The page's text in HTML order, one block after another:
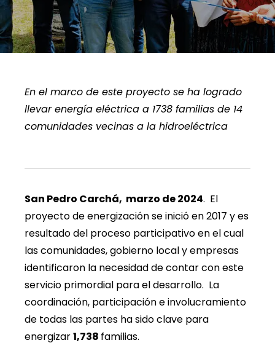
En el marco de este proyecto se ha logrado
llevar energía eléctrica a 1738 familias de 14
comunidades vecinas a la hidroeléctrica
San Pedro Carchá, marzo de 2024. El
proyecto de energización se inició en 2017 y es
resultado del proceso participativo en el cual
las comunidades, gobierno local y empresas
identificaron la necesidad de contar con este
servicio primordial para el desarrollo. La
coordinación, participación e involucramiento
de todas las partes ha sido clave para
energizar1,738 familias.